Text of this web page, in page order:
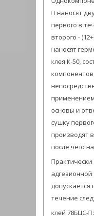
П наносят
первого в
второго -
наносят
клея К-50,
основы и
сушку
производят
после чего
допускается
течение
клей 78БЦС-